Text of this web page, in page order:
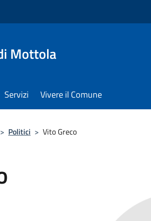
Mottola
Servizi Vivere il Comune
> Politici > Vito Greco